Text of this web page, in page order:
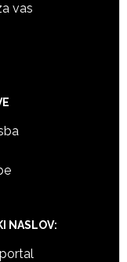
vas
NASLOV: